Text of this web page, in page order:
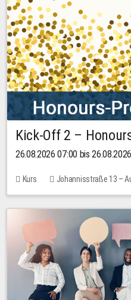
Kick-Off 2 –
26.08.2026 07:00 bis
Kurs
Johannisstraße 13 –
Keine freien Plätze